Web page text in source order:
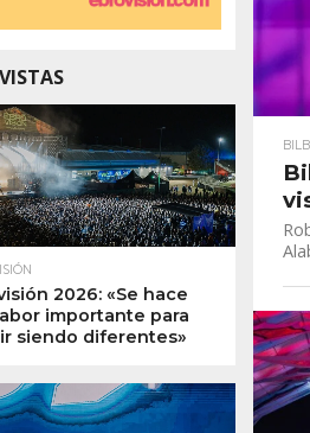
2026: «Se hace
importante para
siendo diferentes»